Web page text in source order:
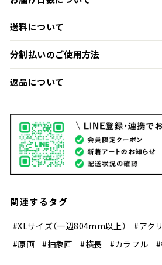
送料について
分割払いのご使用方法
返品について
関連するタグ
#XLサイズ（一辺804mm以上） #アク
#原画
#抽象画 #横長 #カラフル